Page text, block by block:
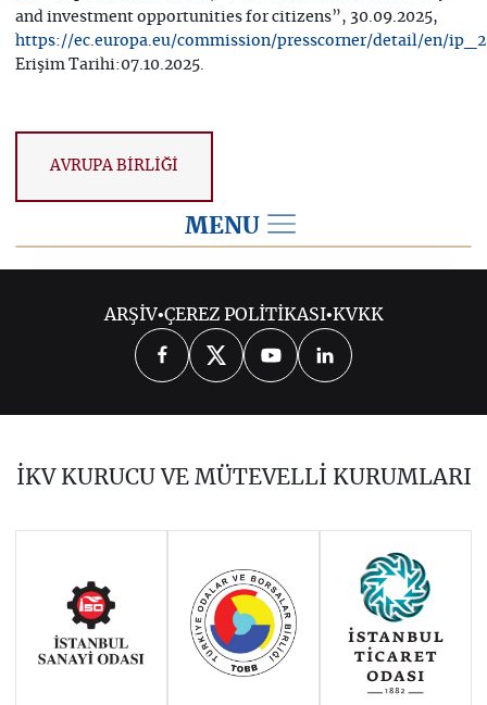
and investment opportunities for citizens”, 30.09.2025,
https://ec.europa.eu/commission/presscorner/detail/en/
Erişim Tarihi:07.10.2025.
AVRUPA BİRLİĞİ
MENU
2026 2024 2023
2022 2021 2020
ARŞİV•ÇEREZ POLİTİKASI•KVKK
İKV KURUCU VE MÜTEVELLİ KURUMLARI